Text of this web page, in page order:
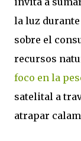
la luz
sobre el
recursos
foco en la
satelital a
atrapar